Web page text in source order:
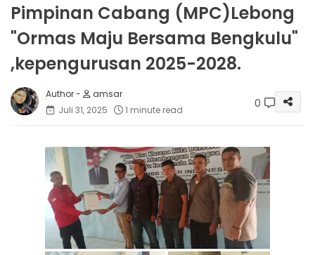
Pimpinan Cabang (MPC)Lebong
"Ormas Maju Bersama Bengkulu"
,kepengurusan 2025-2028.
amsar
Juli 31, 2025
1 minute read 0